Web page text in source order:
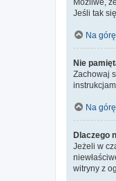
Jeśli tak
Na górę
Nie
Zachowaj
Na górę
Dlaczego
Jeżeli w
witryny z